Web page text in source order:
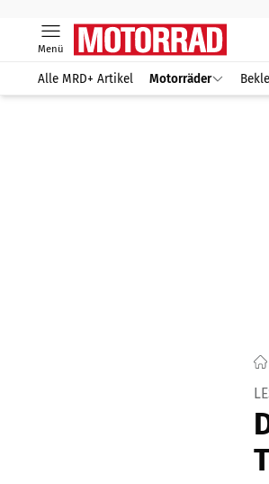
Menü
Alle MRD+ Artikel Motorräder